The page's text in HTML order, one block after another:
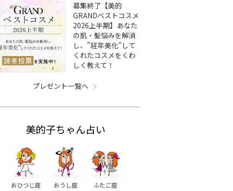
募集終了【美的
GRANDベストコスメ
2026上半期】あなた
の肌・髪悩みを解消
し、”経年美化”して
くれたコスメをくわ
しく教えて！
プレゼント一覧へ
美的子ちゃん占い
おひつじ座 おうし座 ふたご座